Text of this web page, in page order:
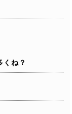
くね？